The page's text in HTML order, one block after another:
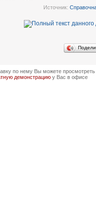
Источник:
по нему Вы можете просмотреть
демонстрациюу Вас в офисе